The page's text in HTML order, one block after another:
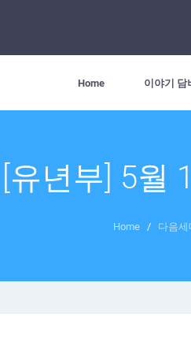
Home 이야기 담
[유년부] 5월
Home / 다음